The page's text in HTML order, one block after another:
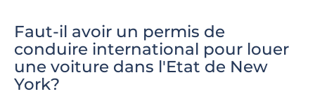
Faut-il avoir un permis de
conduire international pour louer
une voiture dans l'Etat de New
York?